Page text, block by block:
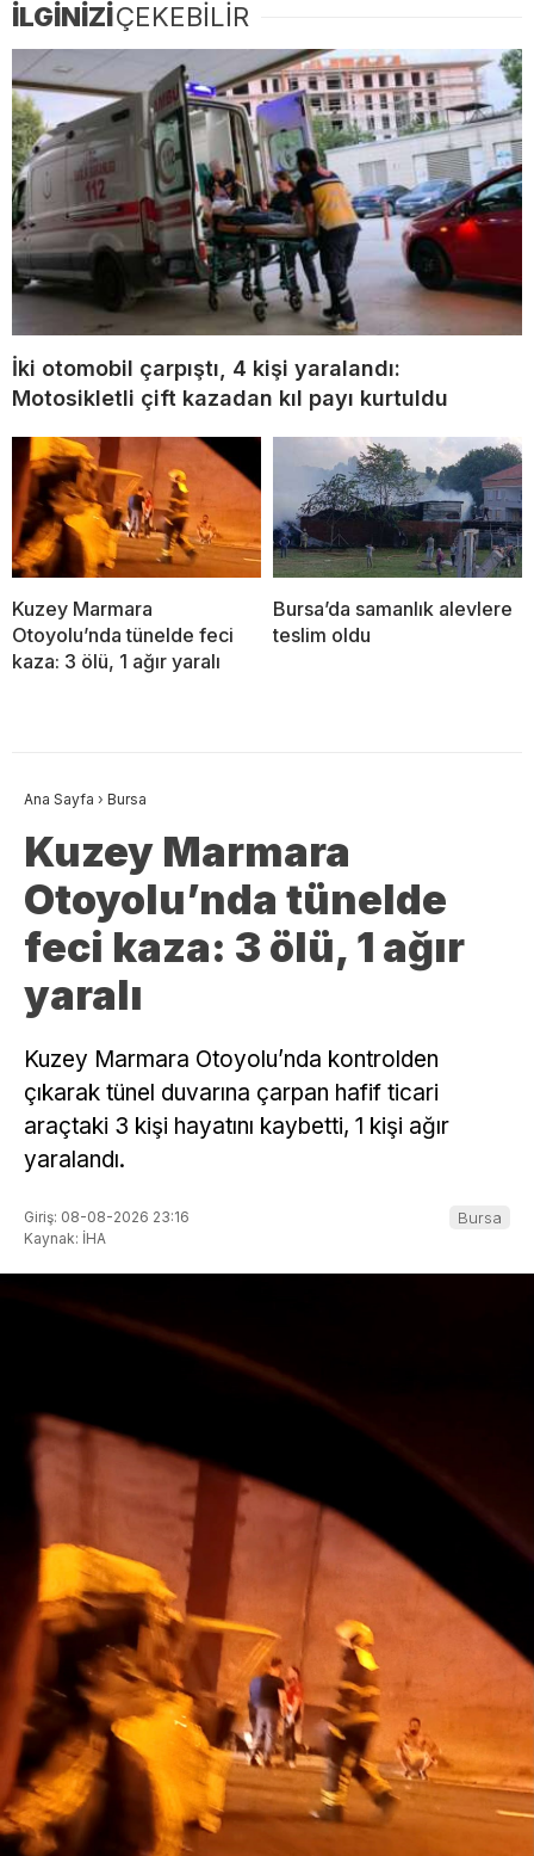
İLGİNİZİÇEKEBİLİR
İki otomobil çarpıştı, 4 kişi yaralandı:
Motosikletli çift kazadan kıl payı kurtuldu
Kuzey Marmara
Otoyolu’nda tünelde feci
kaza: 3 ölü, 1 ağır yaralı
Bursa’da samanlık alevlere
teslim oldu
Ana Sayfa › Bursa
Kuzey Marmara
Otoyolu’nda tünelde
feci kaza: 3 ölü, 1 ağır
yaralı
Kuzey Marmara Otoyolu’nda kontrolden
çıkarak tünel duvarına çarpan hafif ticari
araçtaki 3 kişi hayatını kaybetti, 1 kişi ağır
yaralandı.
Giriş: 08-08-2026 23:16
Kaynak: İHA
Bursa